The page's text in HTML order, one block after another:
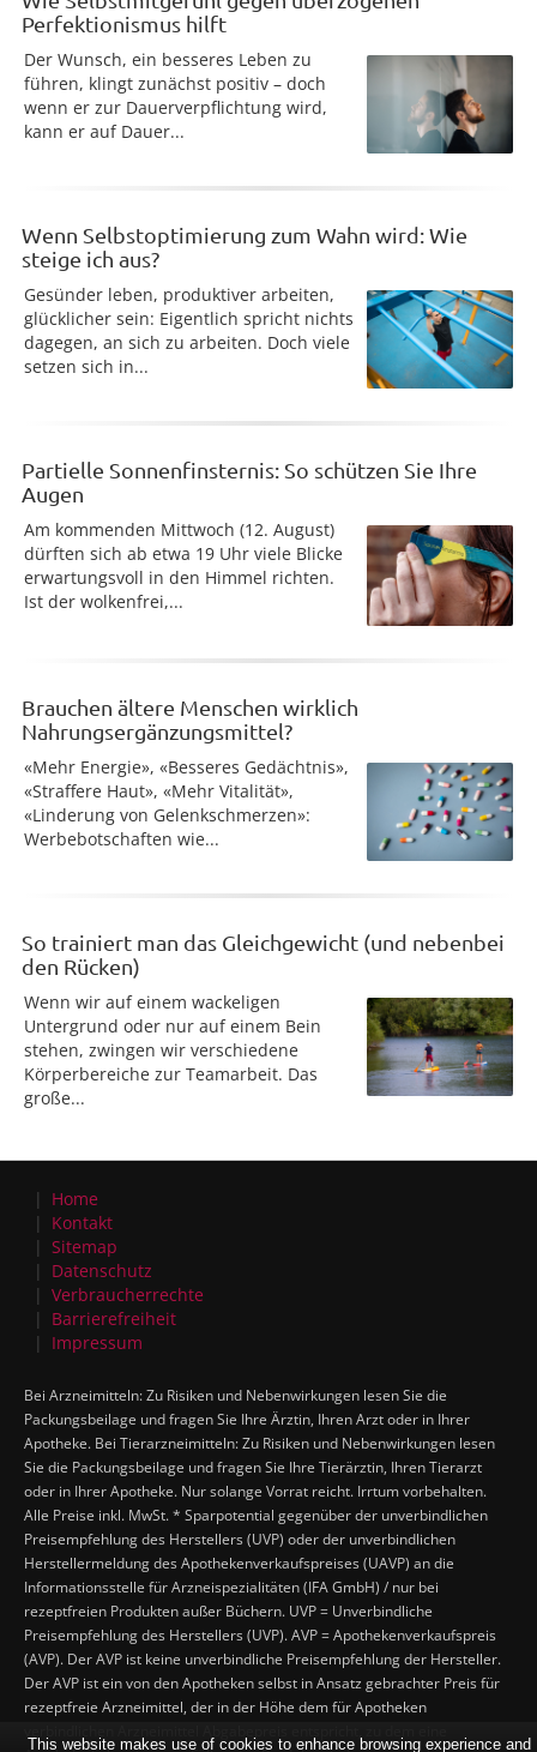
Perfektionismus hilft
Der Wunsch, ein besseres Leben zu
führen, klingt zunächst positiv – doch
wenn er zur Dauerverpflichtung wird,
kann er auf Dauer...
Wenn Selbstoptimierung zum Wahn wird: Wie
steige ich aus?
Gesünder leben, produktiver arbeiten,
glücklicher sein: Eigentlich spricht nichts
dagegen, an sich zu arbeiten. Doch viele
setzen sich in...
Partielle Sonnenfinsternis: So schützen Sie Ihre
Augen
Am kommenden Mittwoch (12. August)
dürften sich ab etwa 19 Uhr viele Blicke
erwartungsvoll in den Himmel richten.
Ist der wolkenfrei,...
Brauchen ältere Menschen wirklich
Nahrungsergänzungsmittel?
«Mehr Energie», «Besseres Gedächtnis»,
«Straffere Haut», «Mehr Vitalität»,
«Linderung von Gelenkschmerzen»:
Werbebotschaften wie...
So trainiert man das Gleichgewicht (und nebenbei
den Rücken)
Wenn wir auf einem wackeligen
Untergrund oder nur auf einem Bein
stehen, zwingen wir verschiedene
Körperbereiche zur Teamarbeit. Das
große...
Home
Kontakt
Sitemap
Datenschutz
Verbraucherrechte
Barrierefreiheit
Impressum
Bei Arzneimitteln: Zu Risiken und Nebenwirkungen lesen Sie die
Packungsbeilage und fragen Sie Ihre Ärztin, Ihren Arzt oder in Ihrer
Apotheke. Bei Tierarzneimitteln: Zu Risiken und Nebenwirkungen lesen
Sie die Packungsbeilage und fragen Sie Ihre Tierärztin, Ihren Tierarzt
oder in Ihrer Apotheke. Nur solange Vorrat reicht. Irrtum vorbehalten.
Alle Preise inkl. MwSt. * Sparpotential gegenüber der unverbindlichen
Preisempfehlung des Herstellers (UVP) oder der unverbindlichen
Herstellermeldung des Apothekenverkaufspreises (UAVP) an die
Informationsstelle für Arzneispezialitäten (IFA GmbH) / nur bei
rezeptfreien Produkten außer Büchern. UVP = Unverbindliche
Preisempfehlung des Herstellers (UVP). AVP = Apothekenverkaufspreis
(AVP). Der AVP ist keine unverbindliche Preisempfehlung der Hersteller.
Der AVP ist ein von den Apotheken selbst in Ansatz gebrachter Preis für
rezeptfreie Arzneimittel, der in der Höhe dem für Apotheken
This website makes use of cookies to enhance browsing experience and